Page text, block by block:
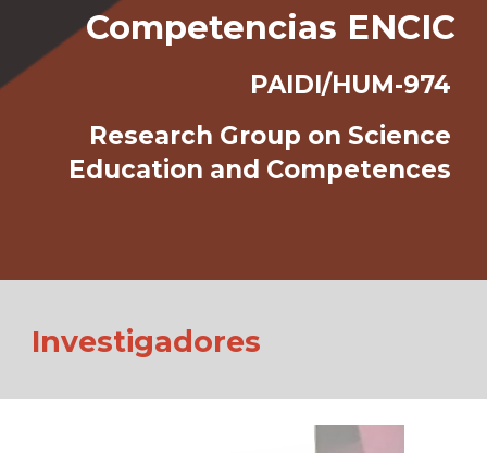
Competencias ENCIC
PAIDI/HUM-974
Research Group on Science
Education and Competences
Investigadores